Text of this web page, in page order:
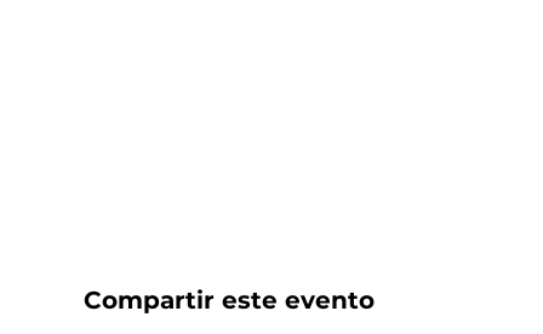
Compartir este evento